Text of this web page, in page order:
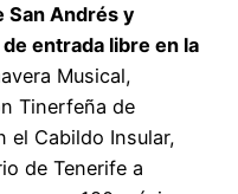
San Andrés y
entrada libre en la
Musical,
Tinerfeña de
el Cabildo Insular,
de Tenerife a